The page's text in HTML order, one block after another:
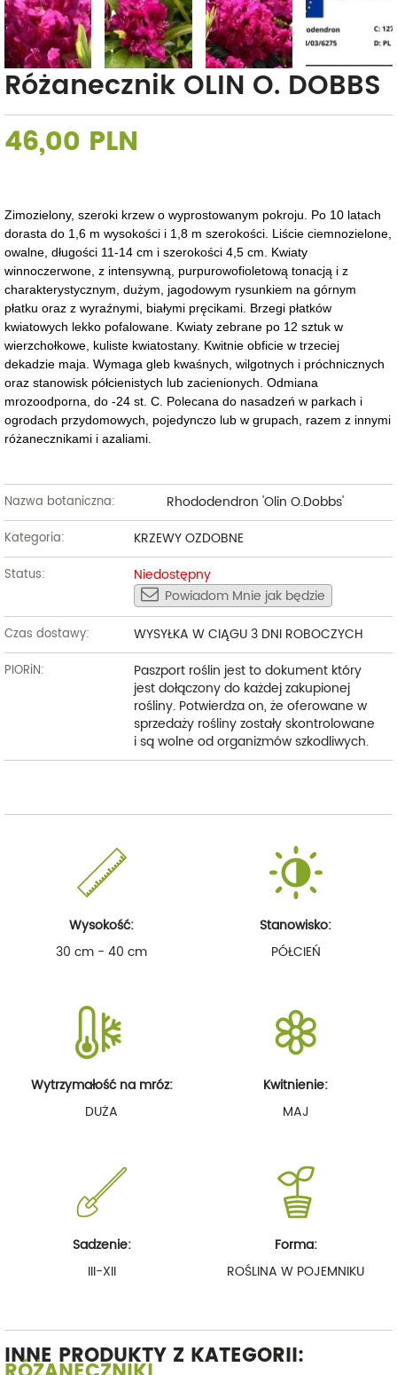
Różanecznik OLIN O. DOBBS
46,00 PLN
Zimozielony, szeroki krzew o wyprostowanym pokroju. Po 10 latach
dorasta do 1,6 m wysokości i 1,8 m szerokości. Liście ciemnozielone,
owalne, długości 11-14 cm i szerokości 4,5 cm. Kwiaty
winnoczerwone, z intensywną, purpurowofioletową tonacją i z
charakterystycznym, dużym, jagodowym rysunkiem na górnym
płatku oraz z wyraźnymi, białymi pręcikami. Brzegi płatków
kwiatowych lekko pofalowane. Kwiaty zebrane po 12 sztuk w
wierzchołkowe, kuliste kwiatostany. Kwitnie obficie w trzeciej
dekadzie maja. Wymaga gleb kwaśnych, wilgotnych i próchnicznych
oraz stanowisk półcienistych lub zacienionych. Odmiana
mrozoodporna, do -24 st. C. Polecana do nasadzeń w parkach i
ogrodach przydomowych, pojedynczo lub w grupach, razem z innymi
różanecznikami i azaliami.
Nazwa botaniczna: Rhododendron 'Olin O.Dobbs'
Kategoria: KRZEWY OZDOBNE
Status:
Niedostępny
Powiadom Mnie jak będzie
Czas dostawy: WYSYŁKA W CIĄGU 3 DNI ROBOCZYCH
PIORiN:
Paszport roślin jest to dokument który
jest dołączony do każdej zakupionej
rośliny. Potwierdza on, że oferowane w
sprzedaży rośliny zostały skontrolowane
i są wolne od organizmów szkodliwych.
Wysokość:
30 cm - 40 cm
Stanowisko:
PÓŁCIEŃ
Wytrzymałość na mróz:
DUŻA
Kwitnienie:
MAJ
Sadzenie:
III-XII
Forma:
ROŚLINA W POJEMNIKU
INNE PRODUKTY Z KATEGORII: